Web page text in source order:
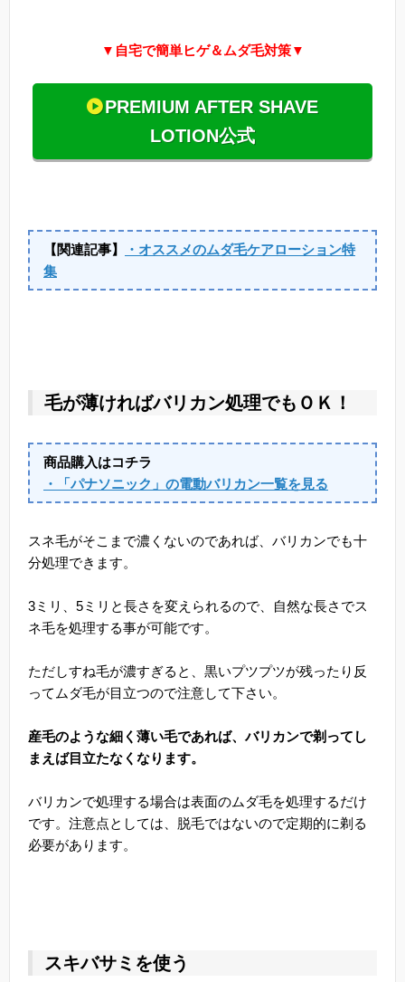
▼自宅で簡単ヒゲ＆ムダ毛対策▼
PREMIUM AFTER SHAVE
LOTION公式
【関連記事】
・オススメのムダ毛ケアローション特
集
毛が薄ければバリカン処理でもＯＫ！
商品購入はコチラ
・「パナソニック」の電動バリカン一覧を見る
スネ毛がそこまで濃くないのであれば、バリカンでも十
分処理できます。
3ミリ、5ミリと長さを変えられるので、自然な長さでス
ネ毛を処理する事が可能です。
ただしすね毛が濃すぎると、黒いプツプツが残ったり反
ってムダ毛が目立つので注意して下さい。
産毛のような細く薄い毛であれば、バリカンで剃ってし
まえば目立たなくなります。
バリカンで処理する場合は表面のムダ毛を処理するだけ
です。注意点としては、脱毛ではないので定期的に剃る
必要があります。
スキバサミを使う